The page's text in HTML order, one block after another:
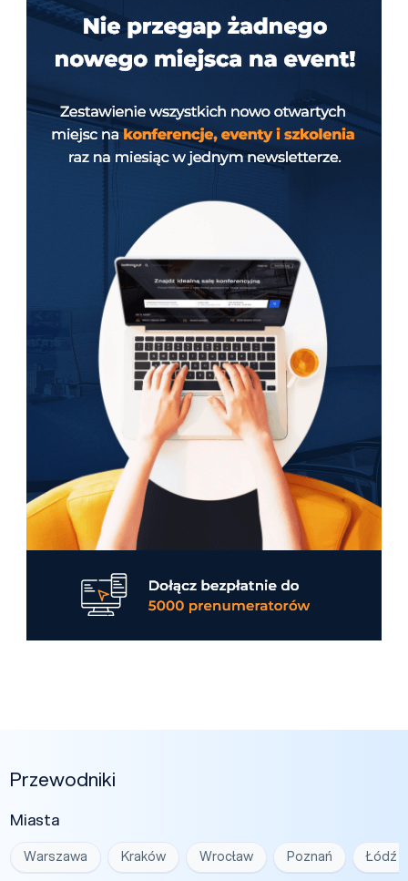
Przewodniki
Miasta
Warszawa Kraków Wrocław Poznań Łódź